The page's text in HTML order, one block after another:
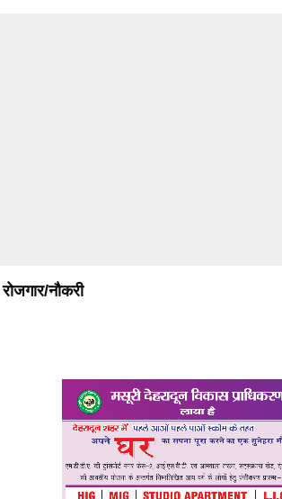
रोजगार/नौकरी